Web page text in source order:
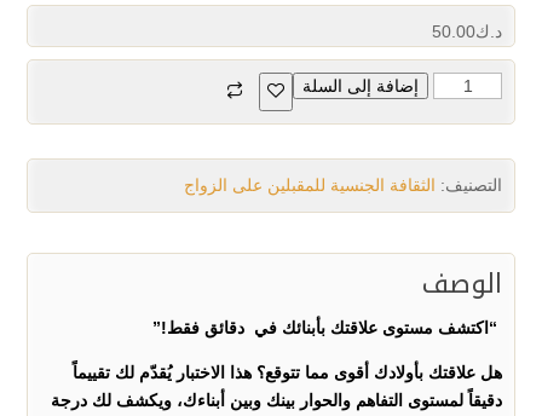
د.ك50.00
إضافة إلى السلة
التصنيف: الثقافة الجنسية للمقبلين على الزواج
الوصف
“اكتشف مستوى علاقتك بأبنائك في دقائق فقط!”
هل علاقتك بأولادك أقوى مما تتوقع؟ هذا الاختبار يُقدّم لك تقييماً
دقيقاً لمستوى التفاهم والحوار بينك وبين أبناءك، ويكشف لك درجة